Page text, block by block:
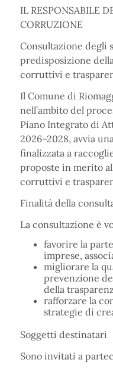
IL RESPONSABILE
CORRUZIONE
Consultazione degli
predisposizione
corruttivi e
Il Comune di
nell’ambito del
Piano Integrato di
2026–2028, avvia
finalizzata a
proposte in merito
corruttivi e
Finalità della
La consultazione è
favorire la
imprese,
migliorare la
prevenzione
della
rafforzare la
strategie di
Soggetti destinatari
Sono invitati a